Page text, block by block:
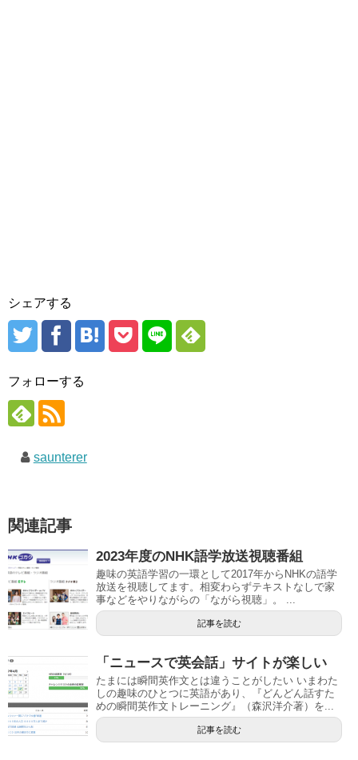
シェアする
フォローする
saunterer
関連記事
2023年度のNHK語学放送視聴番組
趣味の英語学習の一環として2017年からNHKの語学
放送を視聴してます。相変わらずテキストなしで家
事などをやりながらの「ながら視聴」。 ...
記事を読む
「ニュースで英会話」サイトが楽しい
たまには瞬間英作文とは違うことがしたい いまわた
しの趣味のひとつに英語があり、『どんどん話すた
めの瞬間英作文トレーニング』（森沢洋介著）を...
記事を読む